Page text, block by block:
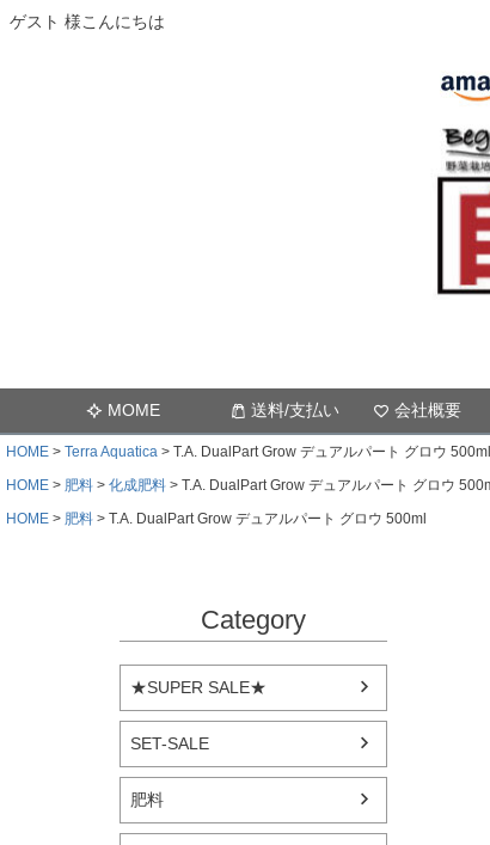
ゲスト 様こんにちは
MOME 送料/支払い 会社概要
HOME Terra Aquatica
T.A. DualPart Grow デュアルパート グロウ 500ml
HOME
肥料 化成肥料
T.A. DualPart Grow デュアルパート グロウ
HOME
肥料 T.A. DualPart Grow デュアルパート グロウ 500ml
Category
★SUPER SALE★
SET-SALE
肥料